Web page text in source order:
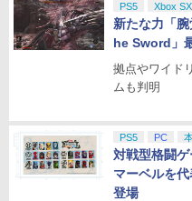
PS5 Xbox SX
新たな力「
he Sword」
拠点やワイド
ムも判明
PS5 PC
対戦型格闘ゲ
マーベルを
登場